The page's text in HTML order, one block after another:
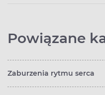
Powiązane
Zaburzenia rytmu serca